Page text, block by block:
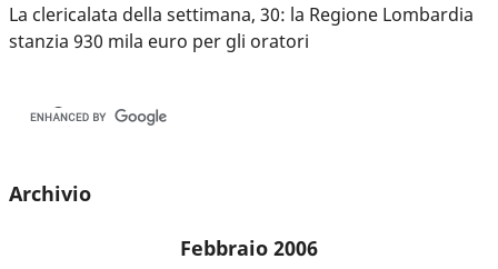
La clericalata della settimana, 30: la Regione Lombardia
stanzia 930 mila euro per gli oratori
Archivio
Febbraio 2006